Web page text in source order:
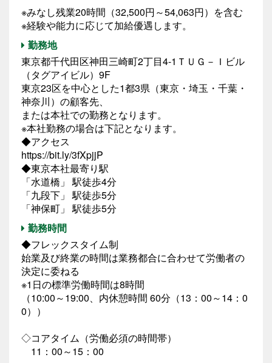
※みなし残業20時間（32,500円～54,063円）を含む
※経験や能力に応じて加給優遇します。
勤務地
東京都千代田区神田三崎町2丁目4-1ＴＵＧ－Ｉビル
（タグアイビル）9F
東京23区を中心とした1都3県（東京・埼玉・千葉・
神奈川）の顧客先、
または本社での勤務となります。
※本社勤務の場合は下記となります。
◆アクセス
https://bit.ly/3fXpjjP
◆東京本社最寄り駅
「水道橋」 駅徒歩4分
「九段下」 駅徒歩5分
「神保町」 駅徒歩5分
勤務時間
◆フレックスタイム制
始業及び終業の時間は業務都合に合わせて労働者の
決定に委ねる
※1日の標準労働時間は8時間
（10:00～19:00、内休憩時間 60分（13：00～14：0
0））
◇コアタイム（労働必須の時間帯）
11：00～15：00